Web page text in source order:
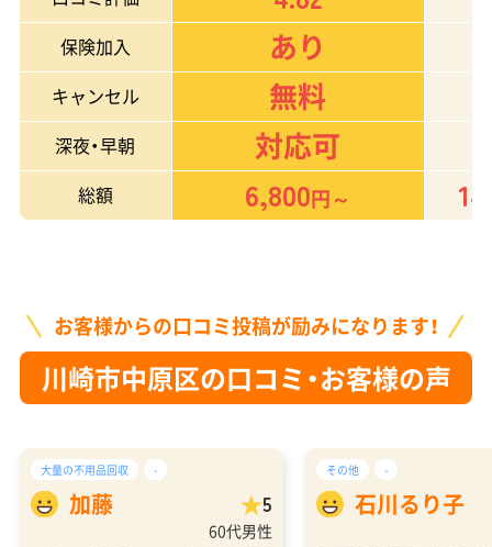
保険加入 あり
キャンセル 無料
深夜・早朝 対応可
総額
6,800円～
お客様からの口コミ投稿が励みになります！
川崎市中原区の口コミ・お客様の声
大量の不用品回収 -
加藤 5
60代男性
その他 -
石川るり子